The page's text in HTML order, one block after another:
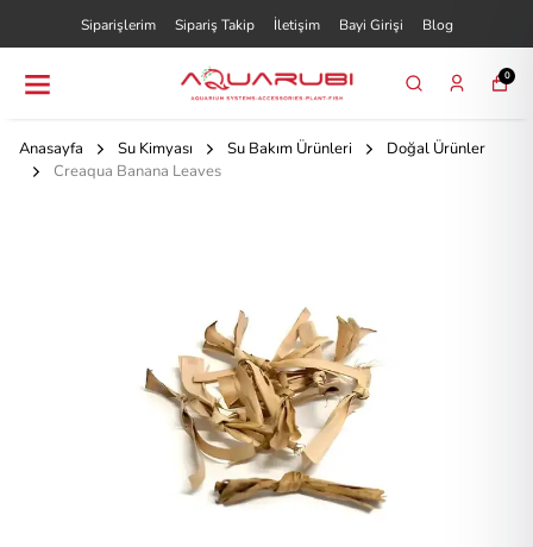
Siparişlerim Sipariş Takip İletişim Bayi Girişi Blog
0
Anasayfa Su Kimyası Su Bakım Ürünleri
Doğal Ürünler
Creaqua Banana Leaves